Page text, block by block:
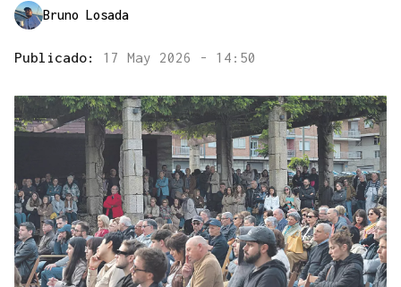
Bruno Losada
Publicado: 17 May 2026 - 14:50